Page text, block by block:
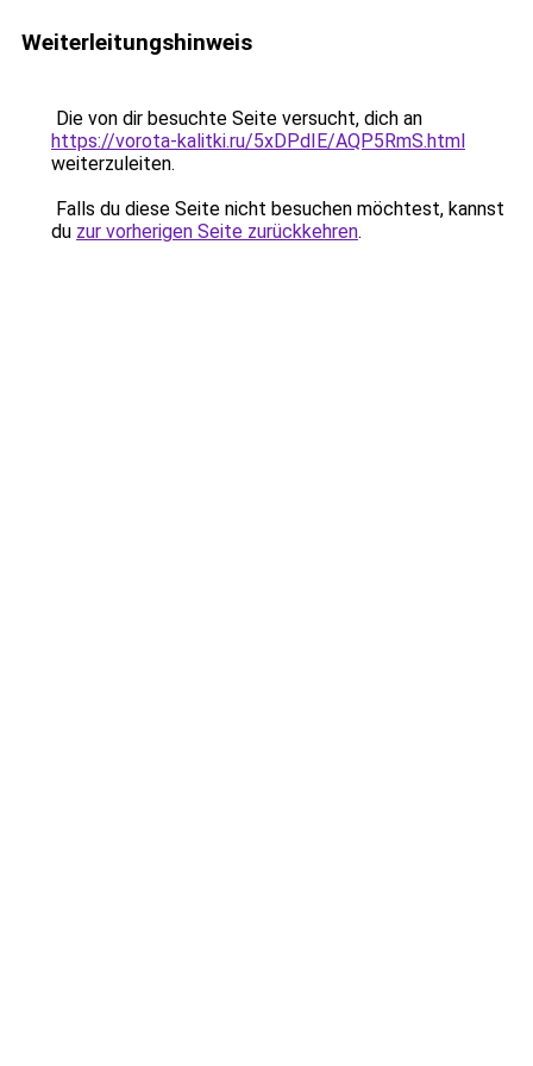
Weiterleitungshinweis
Die von dir besuchte Seite versucht, dich an
https://vorota-kalitki.ru/5xDPdIE/AQP5RmS.html
weiterzuleiten.
Falls du diese Seite nicht besuchen möchtest, kannst
du zur vorherigen Seite zurückkehren.